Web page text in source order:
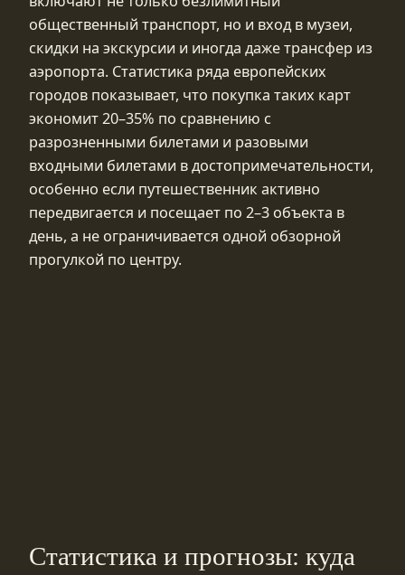
общественный транспорт, но и вход в музеи,
скидки на экскурсии и иногда даже трансфер из
аэропорта. Статистика ряда европейских
городов показывает, что покупка таких карт
экономит 20–35% по сравнению с
разрозненными билетами и разовыми
входными билетами в достопримечательности,
особенно если путешественник активно
передвигается и посещает по 2–3 объекта в
день, а не ограничивается одной обзорной
прогулкой по центру.
Статистика и прогнозы: куда